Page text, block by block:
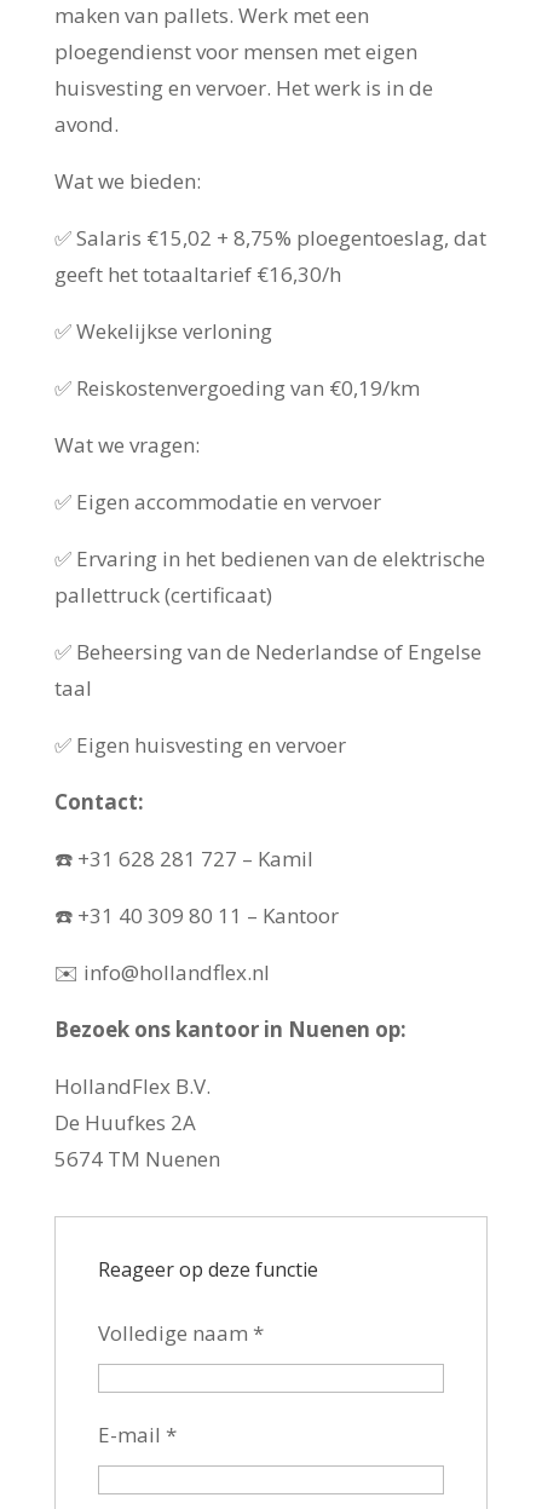
maken van pallets. Werk met een
ploegendienst voor mensen met eigen
huisvesting en vervoer. Het werk is in de
avond.
Wat we bieden:
✅ Salaris €15,02 + 8,75% ploegentoeslag, dat
geeft het totaaltarief €16,30/h
✅ Wekelijkse verloning
✅ Reiskostenvergoeding van €0,19/km
Wat we vragen:
✅ Eigen accommodatie en vervoer
✅ Ervaring in het bedienen van de elektrische
pallettruck (certificaat)
✅ Beheersing van de Nederlandse of Engelse
taal
✅ Eigen huisvesting en vervoer
Contact:
☎️ +31 628 281 727 – Kamil
☎️ +31 40 309 80 11 – Kantoor
✉️ info@hollandflex.nl
Bezoek ons ​​kantoor in Nuenen op:
HollandFlex B.V.
De Huufkes 2A
5674 TM Nuenen
Reageer op deze functie
Volledige naam *
E-mail *